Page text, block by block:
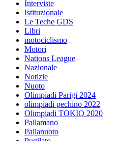
Interviste
Istituzionale
Le Teche GDS
Libri
motociclismo
Motori
Nations League
Nazionale
Notizie
Nuoto
Olimpiadi Parigi 2024
olimpiadi pechino 2022
Olimpiadi TOKIO 2020
Pallamano
Pallanuoto